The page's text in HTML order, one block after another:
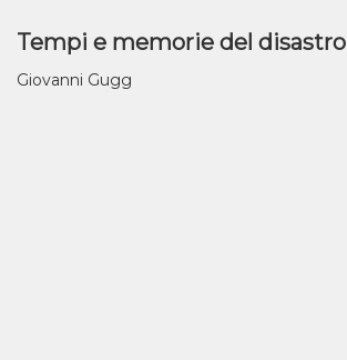
Tempi e memorie del disastro
Giovanni Gugg